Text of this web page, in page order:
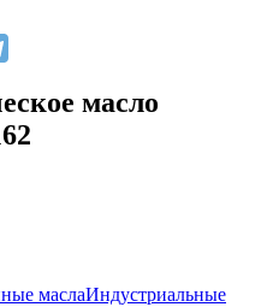
масло
маслаИндустриальные